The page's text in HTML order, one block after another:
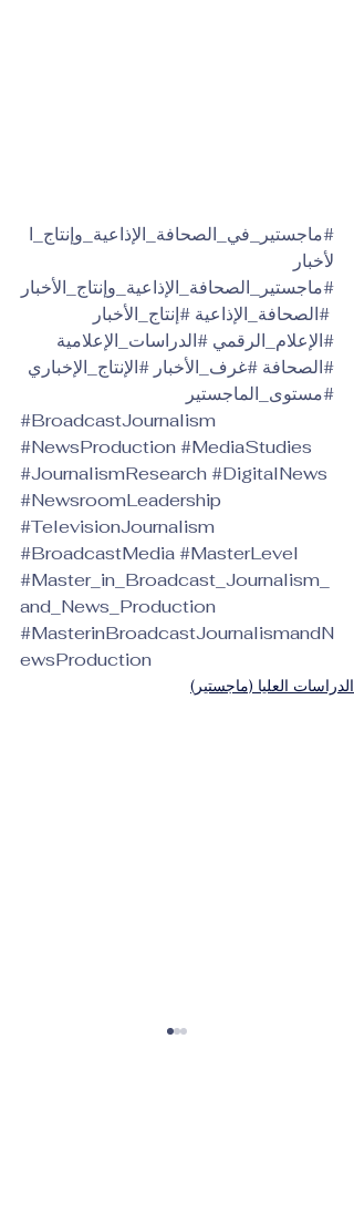
#ماجستير_في_الصحافة_الإذاعية_وإنتاج_ا
لأخبار
#ماجستير_الصحافة_الإذاعية_وإنتاج_الأخبار
#الصحافة_الإذاعية #إنتاج_الأخبار
#الإعلام_الرقمي #الدراسات_الإعلامية
#الصحافة #غرف_الأخبار #الإنتاج_الإخباري
#مستوى_الماجستير
#BroadcastJournalism
#NewsProduction#MediaStudies
#JournalismResearch#DigitalNews
#NewsroomLeadership
#TelevisionJournalism
#BroadcastMedia#MasterLevel
#Master_in_Broadcast_Journalism_
and_News_Production
#MasterinBroadcastJournalismandN
ewsProduction
الدراسات العليا (ماجستير)